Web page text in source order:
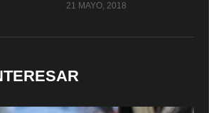
21 MAYO, 2018